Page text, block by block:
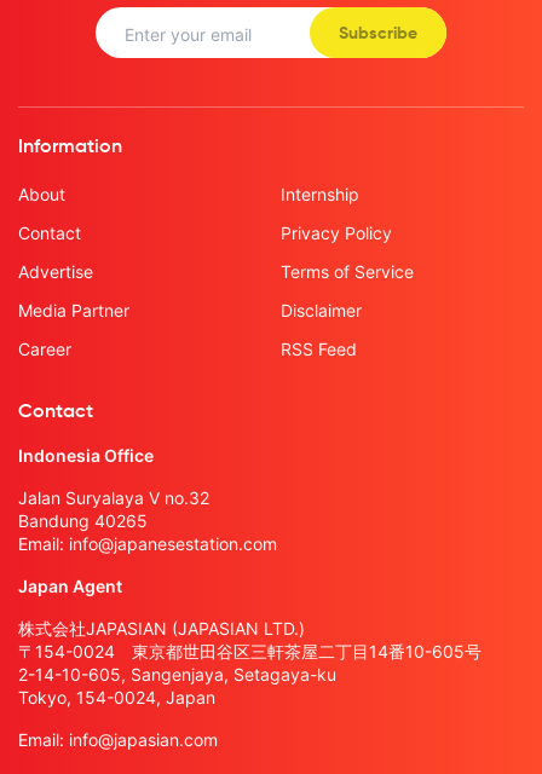
Subscribe
Information
About
Contact
Advertise
Media Partner
Career
Internship
Privacy Policy
Terms of Service
Disclaimer
RSS Feed
Contact
Indonesia Office
Jalan Suryalaya V no.32
Bandung 40265
Email: info@japanesestation.com
Japan Agent
株式会社JAPASIAN (JAPASIAN LTD.)
〒154-0024 東京都世田谷区三軒茶屋二丁目14番10-605号
2-14-10-605, Sangenjaya, Setagaya-ku
Tokyo, 154-0024, Japan
Email: info@japasian.com